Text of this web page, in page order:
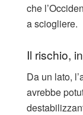
che
a sciogliere.
Il rischio,
Da un lato,
avrebbe